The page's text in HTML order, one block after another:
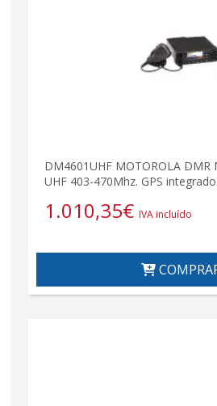
DM4601UHF MOTOROLA DMR
UHF 403-470Mhz. GPS integrado.
1.010,35€ IVA incluído